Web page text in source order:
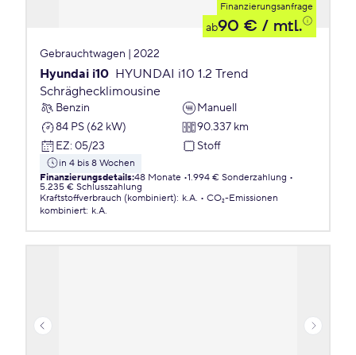
Finanzierungsanfrage
ab90 € / mtl.
Gebrauchtwagen | 2022
Hyundai i10 HYUNDAI i10 1.2 Trend
Schräghecklimousine
Benzin
Manuell
84 PS (62 kW)
90.337 km
EZ: 05/23 Stoff
in 4 bis 8 Wochen
Finanzierungsdetails:48 Monate 1.994 € Sonderzahlung
5.235 € Schlusszahlung
Kraftstoffverbrauch (kombiniert): k.A.
CO₂-Emissionen
kombiniert: k.A.